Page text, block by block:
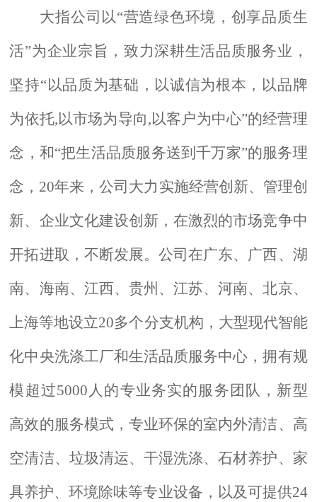
大指公司以“营造绿色环境，创享品质生
活”为企业宗旨，致力深耕生活品质服务业，
坚持“以品质为基础，以诚信为根本，以品牌
为依托,以市场为导向,以客户为中心”的经营理
念，和“把生活品质服务送到千万家”的服务理
念， 20年来，公司大力实施经营创新、管理创
新、企业文化建设创新，在激烈的市场竞争中
开拓进取，不断发展。公司在广东、广西、湖
南、海南、江西、贵州、江苏、河南、北京、
上海等地设立20多个分支机构，大型现代智能
化中央洗涤工厂和生活品质服务中心，拥有规
模超过5000人的专业务实的服务团队，新型
高效的服务模式，专业环保的室内外清洁、高
空清洁、垃圾清运、干湿洗涤、石材养护、家
具养护、环境除味等专业设备，以及可提供24